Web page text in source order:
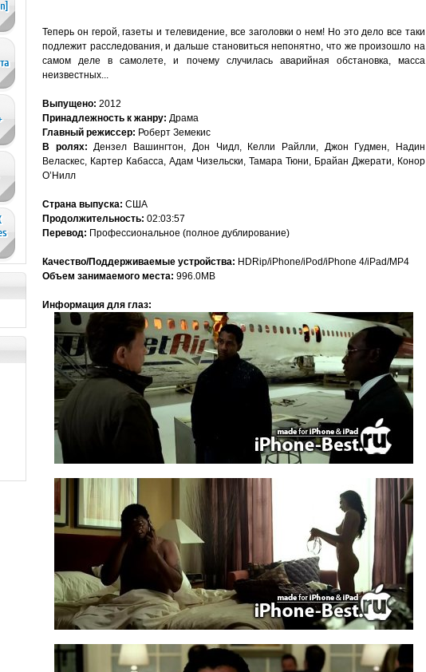
Теперь он герой, газеты и телевидение, все заголовки о нем! Но это дело все таки
подлежит расследования, и дальше становиться непонятно, что же произошло на
самом деле в самолете, и почему случилась аварийная обстановка, масса
неизвестных...
Выпущено: 2012
Принадлежность к жанру: Драма
Главный режиссер: Роберт Земекис
В ролях: Дензел Вашингтон, Дон Чидл, Келли Райлли, Джон Гудмен, Надин
Веласкес, Картер Кабасса, Адам Чизельски, Тамара Тюни, Брайан Джерати, Конор
О’Нилл
Страна выпуска: США
Продолжительность: 02:03:57
Перевод: Профессиональное (полное дублирование)
Качество/Поддерживаемые устройства: HDRip/iPhone/iPod/iPhone 4/iPad/MP4
Объем занимаемого места: 996.0MB
Информация для глаз: